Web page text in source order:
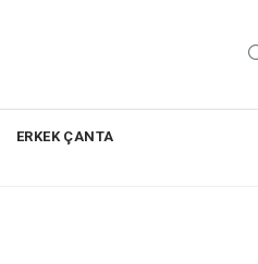
ERKEK ÇANTA